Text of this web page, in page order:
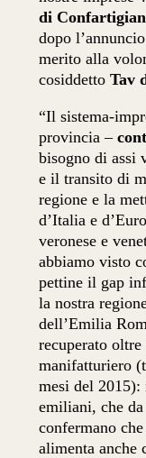
di
dopo
merito alla
cosiddettoTav
“Il sistema-
provincia –
bisogno di assi
e il transito di
regione e la
d’Italia e
veronese e
abbiamo visto
pettine il gap
la nostra
dell’Emilia
recuperato
manifatturiero
mesi del
emiliani, che
confermano
alimenta anche